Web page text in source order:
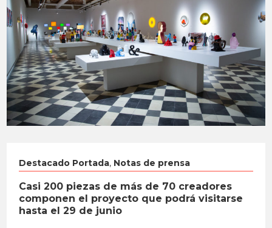
Destacado Portada, Notas de prensa
Casi 200 piezas de más de 70 creadores
componen el proyecto que podrá visitarse
hasta el 29 de junio